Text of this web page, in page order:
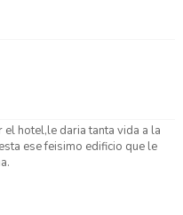
hotel,le daria tanta vida a la
ese feisimo edificio que le